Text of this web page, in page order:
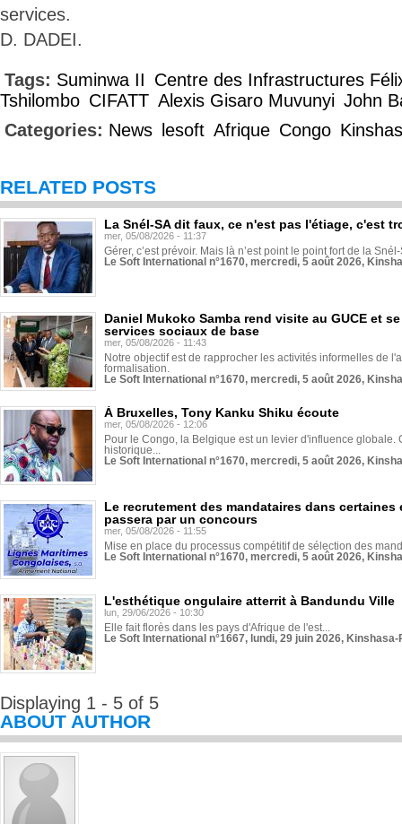
services.
D. DADEI.
Tags: Suminwa II Centre des Infrastructures
Tshilombo CIFATT Alexis Gisaro Muvunyi John
Categories: News lesoft Afrique Congo
RELATED POSTS
La Snél-SA dit faux, ce n'est pas l'étiage, c'est
mer, 05/08/2026 - 11:37
Gérer, c’est prévoir. Mais là n’est point le point fort de la
Le Soft International n°1670, mercredi, 5 août 2026,
Daniel Mukoko Samba rend visite au GUCE et
services sociaux de base
mer, 05/08/2026 - 11:43
Notre objectif est de rapprocher les activités informelles de
formalisation.
Le Soft International n°1670, mercredi, 5 août 2026,
À Bruxelles, Tony Kanku Shiku écoute
mer, 05/08/2026 - 12:06
Pour le Congo, la Belgique est un levier d'influence globale.
historique...
Le Soft International n°1670, mercredi, 5 août 2026,
Le recrutement des mandataires dans
passera par un concours
mer, 05/08/2026 - 11:55
Mise en place du processus compétitif de sélection des
Le Soft International n°1670, mercredi, 5 août 2026,
L'esthétique ongulaire atterrit à Bandundu Ville
lun, 29/06/2026 - 10:30
Elle fait florès dans les pays d'Afrique de l'est...
Le Soft International n°1667, lundi, 29 juin 2026,
Displaying 1 - 5 of 5
ABOUT AUTHOR